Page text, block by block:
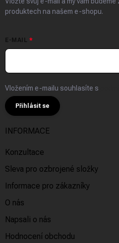
produktech na našem e-shopu.
E-MAIL
Vložením e-mailu souhlasíte s
Přihlásit se
INFORMACE
Konzultace
Sleva pro ozbrojené složky
Informace pro zákazníky
O nás
Napsali o nás
Hodnocení obchodu